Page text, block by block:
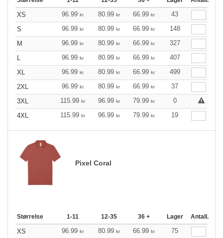
XS 96.99 kr 80.99 kr 66.99 kr
43
S
96.99 kr 80.99 kr 66.99 kr
148
M
96.99 kr 80.99 kr 66.99 kr
327
L
96.99 kr 80.99 kr 66.99 kr
407
XL
96.99 kr 80.99 kr 66.99 kr
499
2XL
96.99 kr 80.99 kr 66.99 kr
37
3XL
115.99 kr 96.99 kr 79.99 kr
0
4XL
115.99 kr 96.99 kr 79.99 kr 19
Pixel Coral
Størrelse 1-11 12-35 36 + Lager Antall.
XS 96.99 kr 80.99 kr 66.99 kr 75